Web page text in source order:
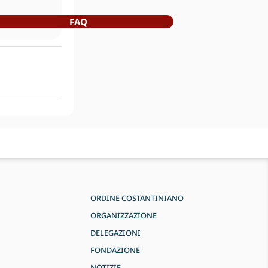
FAQ
ORDINE COSTANTINIANO
ORGANIZZAZIONE
DELEGAZIONI
FONDAZIONE